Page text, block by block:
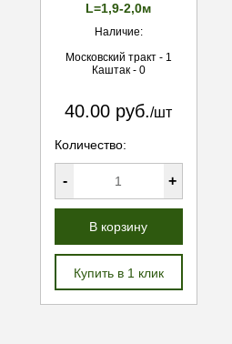
L=1,9-2,0м
Наличие:
Московский тракт - 1
Каштак - 0
40.00 руб./шт
Количество:
- +
В корзину
Купить в 1 клик